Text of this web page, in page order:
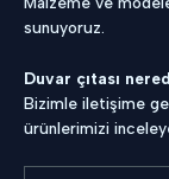
sunuyoruz.
Duvar çıtası
Bizimle iletişime
ürünlerimizi